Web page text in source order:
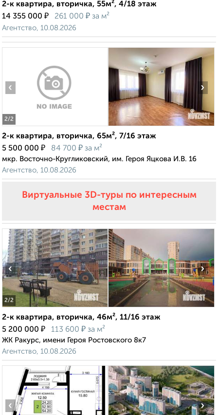
2-к квартира, вторичка, 55м², 4/18 этаж
14 355 000 ₽ 261 000 ₽ за м²
Агентство, 10.08.2026
2/2
‹ ›
2-к квартира, вторичка, 65м², 7/16 этаж
5 500 000 ₽ 84 700 ₽ за м²
мкр. Восточно-Кругликовский, им. Героя Яцкова И.В. 16
Агентство, 10.08.2026
Виртуальные 3D-туры по интересным
местам
2/2
‹ ›
2-к квартира, вторичка, 46м², 11/16 этаж
5 200 000 ₽ 113 600 ₽ за м²
ЖК Ракурс, имени Героя Ростовского 8к7
Агентство, 10.08.2026
‹ ›